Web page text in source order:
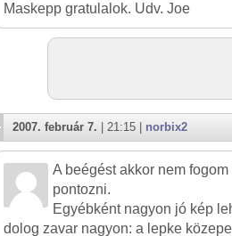
Maskepp gratulalok. Udv. Joe
2007. február 7. | 21:15 | norbix2
A beégést akkor nem
pontozni.
Egyébként nagyon jó kép
dolog zavar nagyon: a lepke